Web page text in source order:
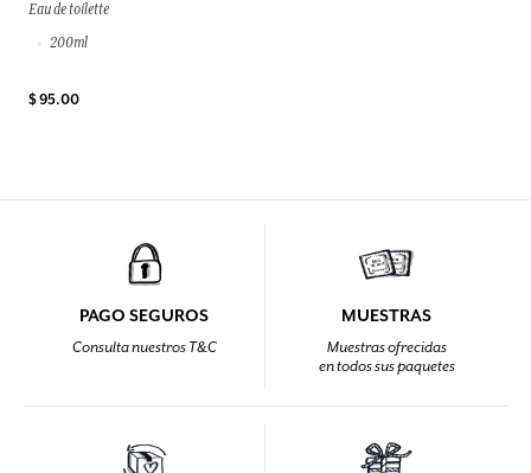
Eau de toilette
200ml
$ 95.00
PAGO SEGUROS
Consulta nuestros T&C
MUESTRAS
Muestras ofrecidas
en todos sus paquetes